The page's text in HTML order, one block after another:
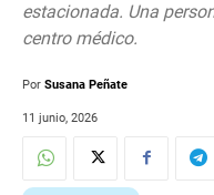
estacionada. Una
centro médico.
Por Susana Peñate
11 junio, 2026